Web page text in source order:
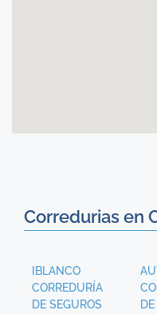
Corredurias en
IBLANCO
CORREDURÍA
DE SEGUROS